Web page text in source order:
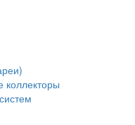
коллекторы